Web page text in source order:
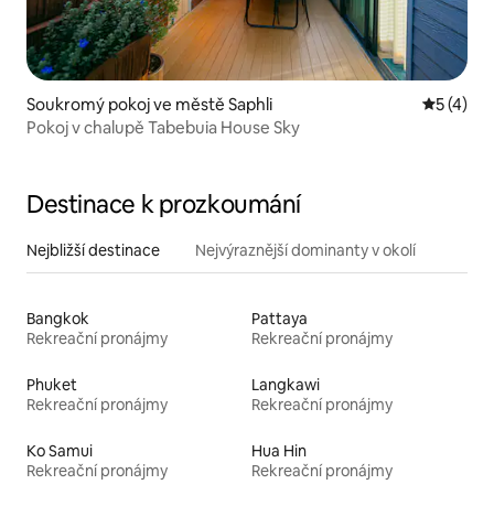
Soukromý pokoj ve městě Saphli
5 (4)
Pokoj v chalupě Tabebuia House Sky
Destinace k prozkoumání
Nejbližší destinace Nejvýraznější dominanty v okolí
Bangkok
Rekreační pronájmy
Pattaya
Rekreační pronájmy
Phuket
Rekreační pronájmy
Langkawi
Rekreační pronájmy
Ko Samui
Rekreační pronájmy
Hua Hin
Rekreační pronájmy